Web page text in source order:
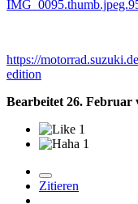
https://
edition
Bearbeitet 26. Februar
1
1
Zitieren